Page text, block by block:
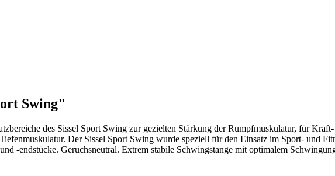
Swing"
des Sissel Sport Swing zur gezielten Stärkung der Rumpfmuskulatur, für
Der Sissel Sport Swing wurde speziell für den Einsatz im Sport- und
-endstücke. Geruchsneutral. Extrem stabile Schwingstange mit optimalem